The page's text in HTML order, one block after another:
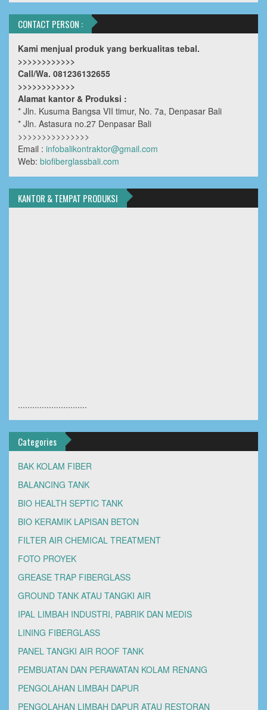
CONTACT PERSON :
Kami menjual produk yang berkualitas tebal.
>>>>>>>>>>>>
Call/Wa. 081236132655
>>>>>>>>>>>>
Alamat kantor & Produksi :
* Jln. Kusuma Bangsa VII timur, No. 7a, Denpasar Bali
* Jln. Astasura no.27 Denpasar Bali
>>>>>>>>>>>>>>>
Email : infobalikontraktor@gmail.com
Web: biofiberglassbali.com
KANTOR & TEMPAT PRODUKSI
.............................
Categories
BAK KOLAM FIBER
BALANCING TANK
BIO HEALTH SEPTIC TANK
BIO KERAMIK LAPISAN BETON
FILTER AIR CHEMICAL TREATMENT
FOTO PROYEK
GREASE TRAP FIBERGLASS
GROUND TANK ATAU TANGKI AIR
IPAL LIMBAH INDUSTRI, PABRIK DAN MEDIS
LINING FIBERGLASS
PANEL TANGKI AIR ROOF TANK
PEMBUATAN DAN PERAWATAN KOLAM RENANG
PENGOLAHAN LIMBAH DAPUR
PENGOLAHAN LIMBAH DAPUR ATAU RESTORAN